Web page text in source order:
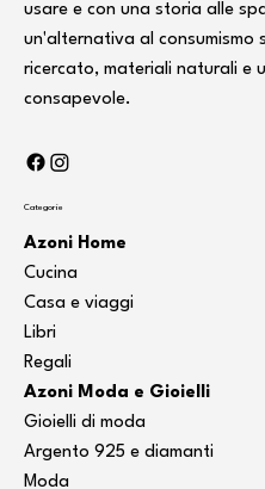
usare e con una storia alle
un'alternativa al consumismo
ricercato, materiali naturali e
consapevole.
Categorie
Azoni Home
Cucina
Casa e viaggi
Libri
Regali
Azoni Moda e Gioielli
Gioielli di moda
Argento 925 e diamanti
Moda